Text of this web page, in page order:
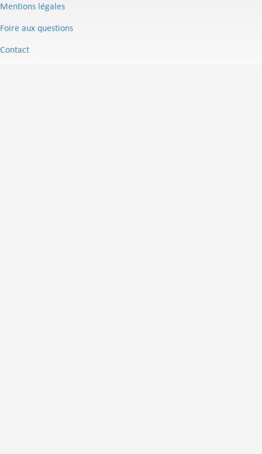
Mentions légales
Foire aux questions
Contact